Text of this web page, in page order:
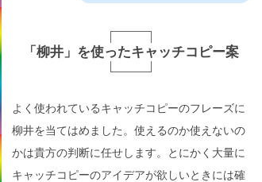
「柳井」を使ったキャッチコピー案
よく使われているキャッチコピーのフレーズに
柳井を当てはめました。使えるのか使えないの
かは貴方の判断に任せします。とにかく大量に
キャッチコピーのアイデアが欲しいときには確